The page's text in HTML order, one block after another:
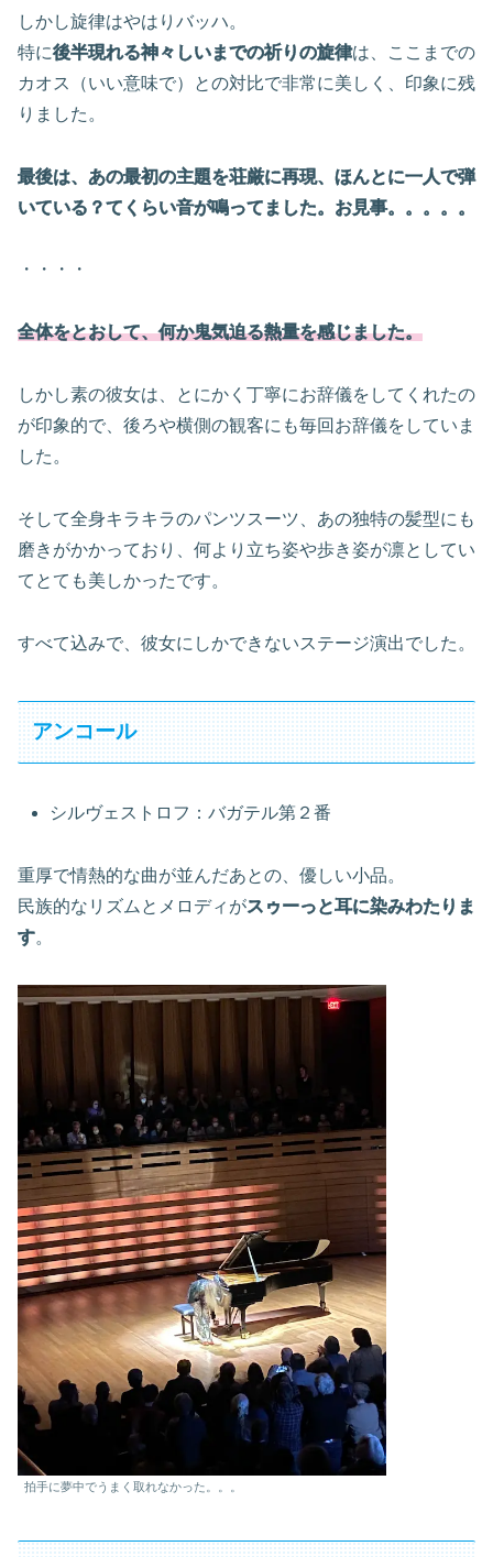
しかし旋律はやはりバッハ。
特に後半現れる神々しいまでの祈りの旋律は、ここまでの
カオス（いい意味で）との対比で非常に美しく、印象に残
りました。
最後は、あの最初の主題を荘厳に再現、ほんとに一人で弾
いている？てくらい音が鳴ってました。お見事。。。。。
・・・・
全体をとおして、何か鬼気迫る熱量を感じました。
しかし素の彼女は、とにかく丁寧にお辞儀をしてくれたの
が印象的で、後ろや横側の観客にも毎回お辞儀をしていま
した。
そして全身キラキラのパンツスーツ、あの独特の髪型にも
磨きがかかっており、何より立ち姿や歩き姿が凛としてい
てとても美しかったです。
すべて込みで、彼女にしかできないステージ演出でした。
アンコール
シルヴェストロフ：バガテル第２番
重厚で情熱的な曲が並んだあとの、優しい小品。
民族的なリズムとメロディがスゥーっと耳に染みわたりま
す。
拍手に夢中でうまく取れなかった。。。